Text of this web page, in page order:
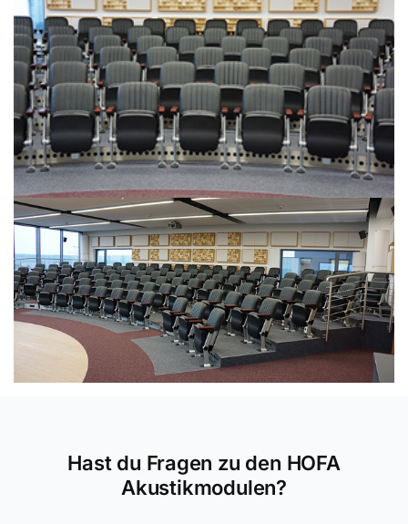
Hast du Fragen zu den HOFA
Akustikmodulen?